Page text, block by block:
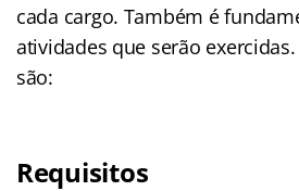
cada cargo. Também é
atividades que serão
são:
Requisitos